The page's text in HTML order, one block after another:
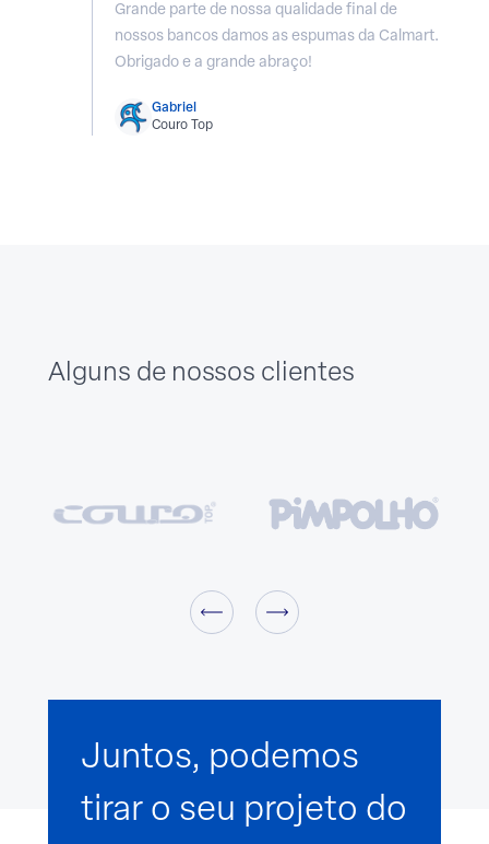
Grande parte de nossa qualidade final de
nossos bancos damos as espumas da Calmart.
Obrigado e a grande abraço!
Gabriel
Couro Top
Alguns de nossos clientes
Juntos, podemos
tirar o seu projeto do